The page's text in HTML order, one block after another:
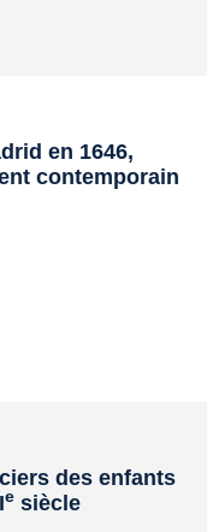
en 1646,
contemporain
des enfants
e siècle